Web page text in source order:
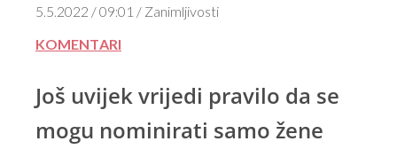
5.5.2022 / 09:01 / Zanimljivosti
KOMENTARI
Još uvijek vrijedi pravilo da se
mogu nominirati samo žene